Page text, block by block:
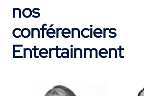
nos
conférenciers
Entertainment